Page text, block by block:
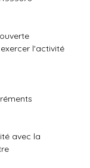
l'activité
avec la